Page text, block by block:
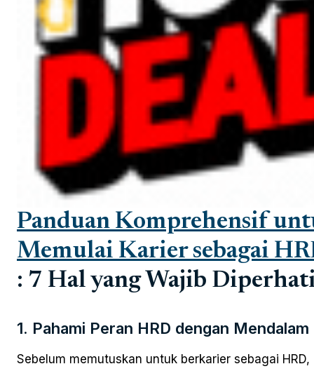
Panduan Komprehensif
Memulai Karier sebagai
: 7 Hal yang Wajib
1. Pahami Peran HRD dengan Mendalam
Sebelum memutuskan untuk berkarier sebagai